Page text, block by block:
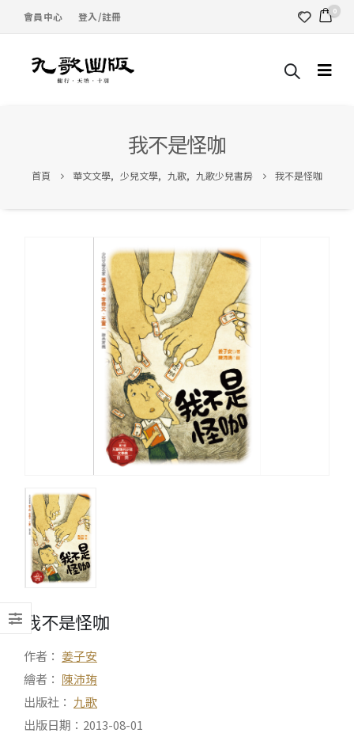
會員中心 登入/註冊 0
我不是怪咖
首頁 華文文學, 少兒文學, 九歌, 九歌少兒書房 我不是怪咖
我不是怪咖
作者： 姜子安
繪者： 陳沛珛
出版社： 九歌
出版日期：2013-08-01